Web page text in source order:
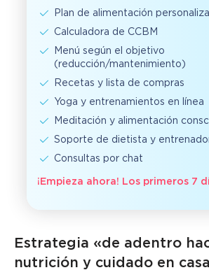
Plan de alimentación
Calculadora de CCBM
Menú según el objetivo
(reducción/mantenimiento)
Recetas y lista de compras
Yoga y entrenamientos en línea
Meditación y alimentación
Soporte de dietista y
Consultas por chat
¡Empieza ahora! Los primeros 7
Estrategia «de adentro
nutrición y cuidado en casa